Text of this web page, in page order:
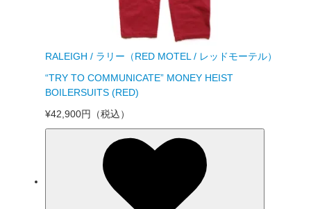
RALEIGH / ラリー（RED MOTEL / レッドモーテル）
“TRY TO COMMUNICATE” MONEY HEIST
BOILERSUITS (RED)
¥42,900円 （税込）